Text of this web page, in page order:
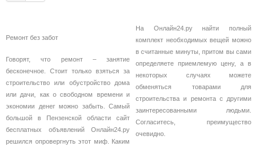
Ремонт без забот
Говорят, что ремонт – занятие
бесконечное. Стоит только взяться за
строительство или обустройство дома
или дачи, как о свободном времени и
экономии денег можно забыть. Самый
большой в Пензенской области сайт
бесплатных объявлений Онлайн24.ру
решился опровергнуть этот миф. Каким
На Онлайн24.ру найти полный
комплект необходимых вещей можно
в считанные минуты, притом вы сами
определяете приемлемую цену, а в
некоторых случаях можете
обменяться товарами для
строительства и ремонта с другими
заинтересованными людьми.
Согласитесь, преимущество
очевидно.